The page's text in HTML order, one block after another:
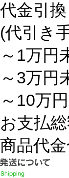
代金引換
(代引き
～1万円
～3万円
～10万
お支払
商品代